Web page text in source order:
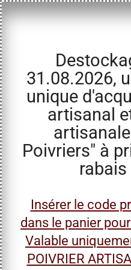
31.08.2026,
unique
artisanal
Poivriers" à
rabais
Insérer le code
dans le panier
Valable
POIVRIER